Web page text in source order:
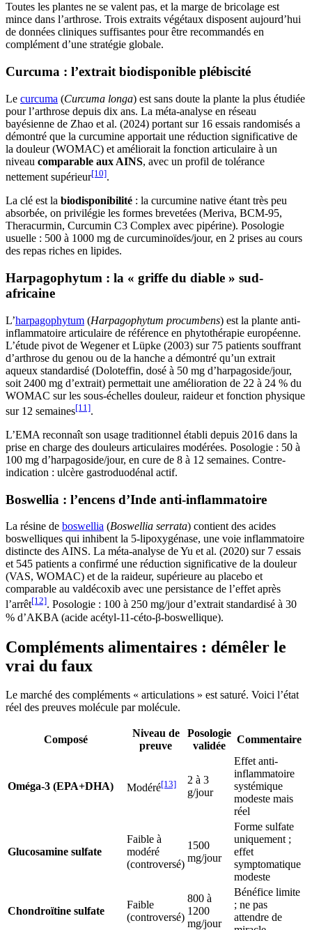
Toutes les plantes ne se valent pas, et la marge de bricolage est
mince dans l’arthrose. Trois extraits végétaux disposent aujourd’hui
de données cliniques suffisantes pour être recommandés en
complément d’une stratégie globale.
Curcuma : l’extrait biodisponible plébiscité
Le curcuma (Curcuma longa) est sans doute la plante la plus étudiée
pour l’arthrose depuis dix ans. La méta-analyse en réseau
bayésienne de Zhao et al. (2024) portant sur 16 essais randomisés a
démontré que la curcumine apportait une réduction significative de
la douleur (WOMAC) et améliorait la fonction articulaire à un
niveau comparable aux AINS, avec un profil de tolérance
nettement supérieur[10].
La clé est la biodisponibilité : la curcumine native étant très peu
absorbée, on privilégie les formes brevetées (Meriva, BCM-95,
Theracurmin, Curcumin C3 Complex avec pipérine). Posologie
usuelle : 500 à 1000 mg de curcuminoïdes/jour, en 2 prises au cours
des repas riches en lipides.
Harpagophytum : la « griffe du diable » sud-
africaine
L’harpagophytum (Harpagophytum procumbens) est la plante anti-
inflammatoire articulaire de référence en phytothérapie européenne.
L’étude pivot de Wegener et Lüpke (2003) sur 75 patients souffrant
d’arthrose du genou ou de la hanche a démontré qu’un extrait
aqueux standardisé (Doloteffin, dosé à 50 mg d’harpagoside/jour,
soit 2400 mg d’extrait) permettait une amélioration de 22 à 24 % du
WOMAC sur les sous-échelles douleur, raideur et fonction physique
sur 12 semaines[11].
L’EMA reconnaît son usage traditionnel établi depuis 2016 dans la
prise en charge des douleurs articulaires modérées. Posologie : 50 à
100 mg d’harpagoside/jour, en cure de 8 à 12 semaines. Contre-
indication : ulcère gastroduodénal actif.
Boswellia : l’encens d’Inde anti-inflammatoire
La résine de boswellia (Boswellia serrata) contient des acides
boswelliques qui inhibent la 5-lipoxygénase, une voie inflammatoire
distincte des AINS. La méta-analyse de Yu et al. (2020) sur 7 essais
et 545 patients a confirmé une réduction significative de la douleur
(VAS, WOMAC) et de la raideur, supérieure au placebo et
comparable au valdécoxib avec une persistance de l’effet après
l’arrêt[12]. Posologie : 100 à 250 mg/jour d’extrait standardisé à 30
% d’AKBA (acide acétyl-11-céto-β-boswellique).
Compléments alimentaires : démêler le
vrai du faux
Le marché des compléments « articulations » est saturé. Voici l’état
réel des preuves molécule par molécule.
Composé
Niveau de
preuve
Posologie
validée
Commentaire
Oméga-3 (EPA+DHA) Modéré[13]
2 à 3
g/jour
Effet anti-
inflammatoire
systémique
modeste mais
réel
Glucosamine sulfate
Faible à
modéré
(controversé)
1500
mg/jour
Forme sulfate
uniquement ;
effet
symptomatique
modeste
Chondroïtine sulfate
Faible
(controversé)
800 à
1200
mg/jour
Bénéfice limite
; ne pas
attendre de